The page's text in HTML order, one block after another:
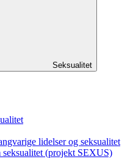
Seksualitet
lidelser og seksualitet
(projekt SEXUS)